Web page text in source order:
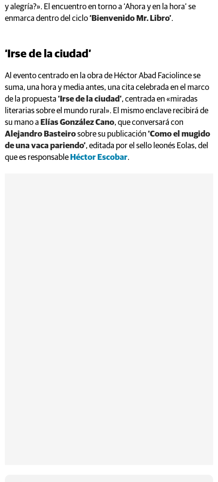
y alegría?». El encuentro en torno a ‘Ahora y en la hora’ se
enmarca dentro del ciclo‘Bienvenido Mr. Libro’.
‘Irse de la ciudad’
Al evento centrado en la obra de Héctor Abad Faciolince se
suma, una hora y media antes, una cita celebrada en el marco
de la propuesta ‘Irse de la ciudad’, centrada en «miradas
literarias sobre el mundo rural». El mismo enclave recibirá de
su mano a Elías González Cano, que conversará con
Alejandro Basteirosobre su publicación ‘Como el mugido
de una vaca pariendo’, editada por el sello leonés Eolas, del
que es responsable Héctor Escobar.